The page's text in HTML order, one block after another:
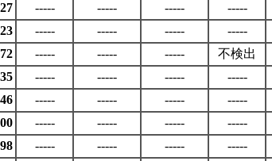
----- ----- ----- -----
----- ----- ----- -----
----- ----- ----- 不検出
----- ----- ----- -----
----- ----- ----- -----
----- ----- ----- -----
----- ----- ----- -----